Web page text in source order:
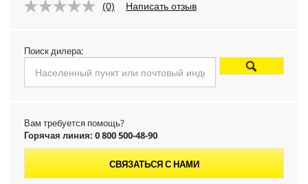
(0) Написать отзыв
Поиск дилера:
Вам требуется помощь?
Горячая линия: 0 800 500-48-90
СВЯЗАТЬСЯ С НАМИ